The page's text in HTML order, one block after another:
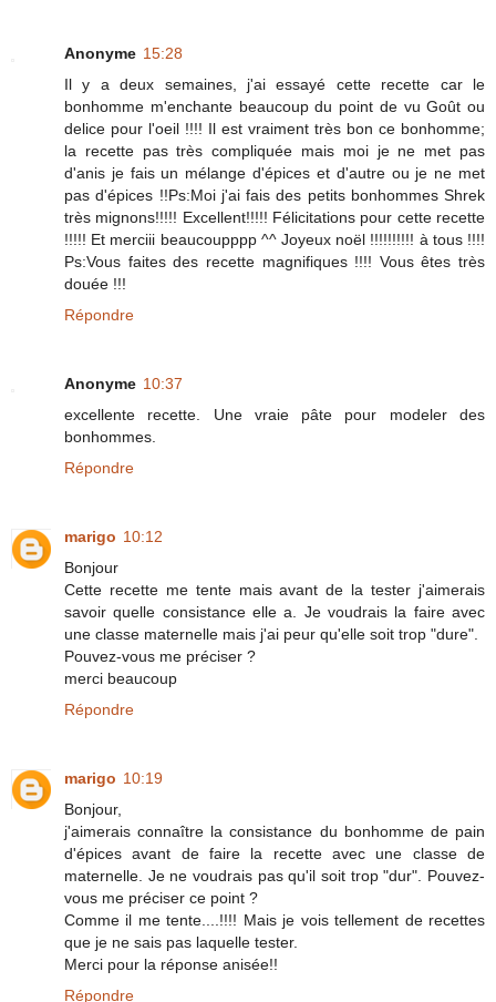
Anonyme 15:28
Il y a deux semaines, j'ai essayé cette recette car le
bonhomme m'enchante beaucoup du point de vu Goût ou
delice pour l'oeil !!!! Il est vraiment très bon ce bonhomme;
la recette pas très compliquée mais moi je ne met pas
d'anis je fais un mélange d'épices et d'autre ou je ne met
pas d'épices !!Ps:Moi j'ai fais des petits bonhommes Shrek
très mignons!!!!! Excellent!!!!! Félicitations pour cette recette
!!!!! Et merciii beaucoupppp ^^ Joyeux noël !!!!!!!!!! à tous !!!!
Ps:Vous faites des recette magnifiques !!!! Vous êtes très
douée !!!
Répondre
Anonyme 10:37
excellente recette. Une vraie pâte pour modeler des
bonhommes.
Répondre
marigo 10:12
Bonjour
Cette recette me tente mais avant de la tester j'aimerais
savoir quelle consistance elle a. Je voudrais la faire avec
une classe maternelle mais j'ai peur qu'elle soit trop "dure".
Pouvez-vous me préciser ?
merci beaucoup
Répondre
marigo 10:19
Bonjour,
j'aimerais connaître la consistance du bonhomme de pain
d'épices avant de faire la recette avec une classe de
maternelle. Je ne voudrais pas qu'il soit trop "dur". Pouvez-
vous me préciser ce point ?
Comme il me tente....!!!! Mais je vois tellement de recettes
que je ne sais pas laquelle tester.
Merci pour la réponse anisée!!
Répondre